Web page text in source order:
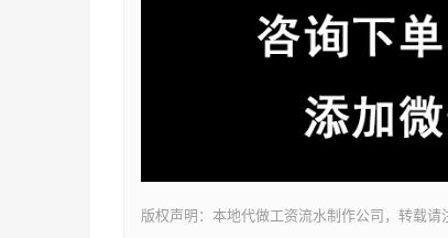
版权声明：本地代做工资流水制作公司，转载请